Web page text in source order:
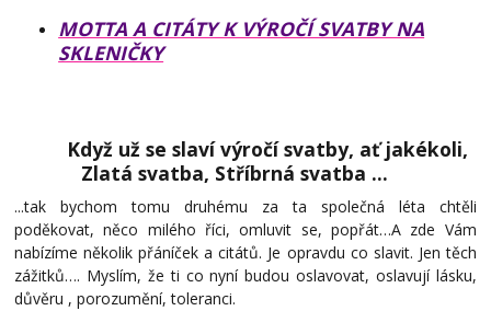
MOTTA A CITÁTY K VÝROČÍ SVATBY NA
SKLENIČKY
Když už se slaví výročí svatby, ať jakékoli,
Zlatá svatba, Stříbrná svatba ...
...tak bychom tomu druhému za ta společná léta chtěli
poděkovat, něco milého říci, omluvit se, popřát…A zde Vám
nabízíme několik přáníček a citátů. Je opravdu co slavit. Jen těch
zážitků…. Myslím, že ti co nyní budou oslavovat, oslavují lásku,
důvěru , porozumění, toleranci.